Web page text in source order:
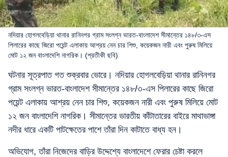
নদিয়ার হোগলবেড়িয়া থানার রানিনগর গ্রাম সংলগ্ন ভারত-বাংলাদেশ সীমান্তের ১৪৮/৩-এস
পিলারের কাছে জিরো পয়েন্ট এলাকায় আশ্রয় নেন চার শিশু, কয়েকজন নারী এবং পুরুষ মিলিয়ে
মোট ১২ জন বাংলাদেশি নাগরিক। (প্রতীকী ছবি)
ঘটনার সূত্রপাত গত শুক্রবার ভোরে। নদিয়ার হোগলবেড়িয়া থানার রানিনগর
গ্রাম সংলগ্ন ভারত-বাংলাদেশ সীমান্তের ১৪৮/৩-এস পিলারের কাছে জিরো
পয়েন্ট এলাকায় আশ্রয় নেন চার শিশু, কয়েকজন নারী এবং পুরুষ মিলিয়ে মোট
১২ জন বাংলাদেশি নাগরিক। সীমান্তের ভারতীয় কাঁটাতারের বাইরে মাথাভাঙ্গা
নদীর ধারে একটি পাটক্ষেতের পাশে তাঁরা দিন কাটাতে বাধ্য হন।
অভিযোগ, তাঁরা নিজেদের বাড়ির উদ্দেশ্যে বাংলাদেশে ফেরার চেষ্টা করলে